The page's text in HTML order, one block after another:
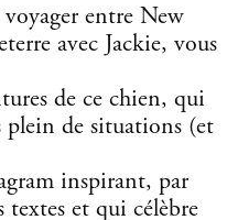
entre New
avec Jackie, vous
de ce chien, qui
plein de situations (et
inspirant, par
textes et qui célèbre